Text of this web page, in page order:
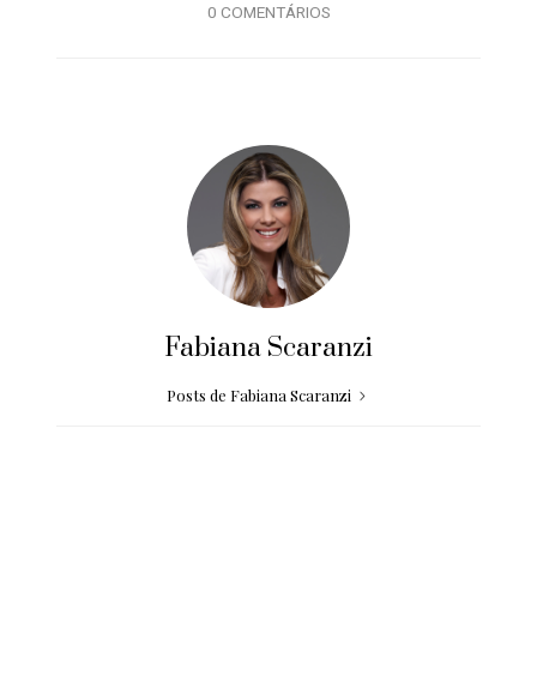
0 COMENTÁRIOS
Fabiana Scaranzi
Posts de Fabiana Scaranzi